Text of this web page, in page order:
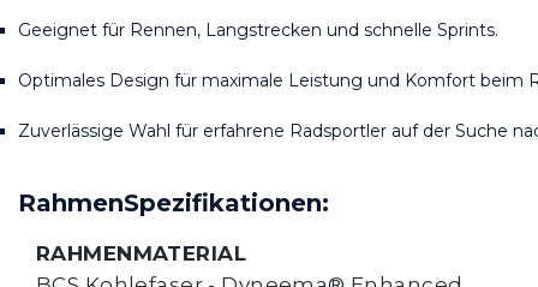
Geeignet für Rennen, Langstrecken und schnelle Sprints.
Optimales Design für maximale Leistung und Komfort beim
Zuverlässige Wahl für erfahrene Radsportler auf der Suche
RahmenSpezifikationen:
RAHMENMATERIAL